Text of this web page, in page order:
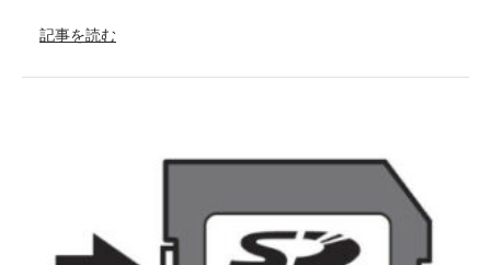
記事を読む